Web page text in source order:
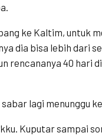
ke Kaltim, untuk
dia bisa lebih dari
rencananya 40 hari
lagi menunggu
Kuputar sampai